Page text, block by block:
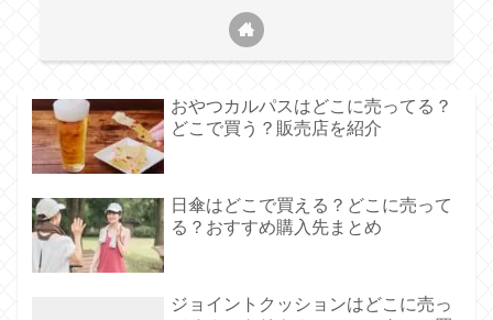
おやつカルパスはどこに売ってる？
どこで買う？販売店を紹介
日傘はどこで買える？どこに売って
る？おすすめ購入先まとめ
ジョイントクッションはどこに売っ